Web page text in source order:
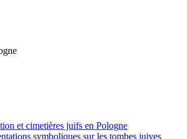
et cimetières juifs en Pologne
symboliques sur les tombes juives